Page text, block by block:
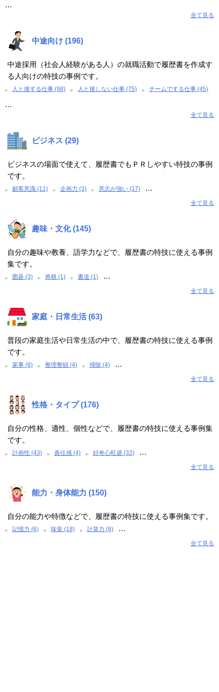
…
全て見る
中途向け (196)
中途採用（社会人経験がある人）の就職活動で履歴書を作成す
る人向けの特技の事例です。
人と接する仕事 (98) 人と接しない仕事 (75) チームでする仕事 (45)
…
全て見る
ビジネス (29)
ビジネスの場面で使えて、履歴書でもＰＲしやすい特技の事例
です。
顧客意識 (11) 企画力 (3) 意志が強い (17) …
全て見る
趣味・文化 (145)
自分の趣味や教養、語学力などで、履歴書の特技に使える事例
集です。
囲碁 (3) 将棋 (1) 書道 (1) …
全て見る
家庭・日常生活 (63)
普段の家庭生活や日常生活の中で、履歴書の特技に使える事例
です。
家事 (8) 整理整頓 (4) 掃除 (4) …
全て見る
性格・タイプ (176)
自分の性格、適性、個性などで、履歴書の特技に使える事例集
です。
計画性 (43) 責任感 (4) 好奇心旺盛 (32) …
全て見る
能力・身体能力 (150)
自分の能力や特徴などで、履歴書の特技に使える事例集です。
記憶力 (6) 味覚 (18) 計算力 (8) …
全て見る